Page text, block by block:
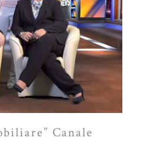
Canale